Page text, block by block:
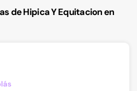
de Hipica Y Equitacion en